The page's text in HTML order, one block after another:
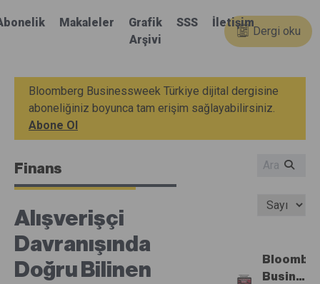
Makaleler
Grafik
Arşivi
SSS İletişim
Dergi oku
Bloomberg Businessweek Türkiye dijital dergisine
aboneliğiniz boyunca tam erişim sağlayabilirsiniz.
Abone Ol
Finans
Alışverişçi
Davranışında
Doğru Bilinen